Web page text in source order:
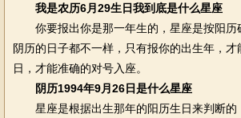
我是农历6月29生日我到底是什么星座
你要报出你是那一年生的，星座是按阳历
阴历的日子都不一样，只有报你的出生年，才
日，才能准确的对号入座。
阴历1994年9月26日是什么星座
星座是根据出生那年的阳历生日来判断的